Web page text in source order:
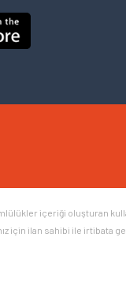
içeriği oluşturan
için ilan sahibi ile irtibata